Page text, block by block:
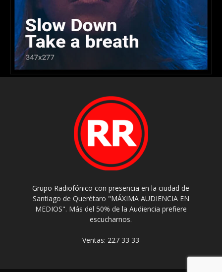
Grupo Radiofónico con presencia en la ciudad de
Santiago de Querétaro "MÁXIMA AUDIENCIA EN
MEDIOS". Más del 50% de la Audiencia prefiere
escucharnos.
Ventas: 227 33 33